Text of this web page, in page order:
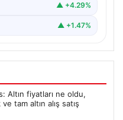
▲ +4.29%
▲ +1.47%
Altın fiyatları ne oldu,
tam altın alış satış